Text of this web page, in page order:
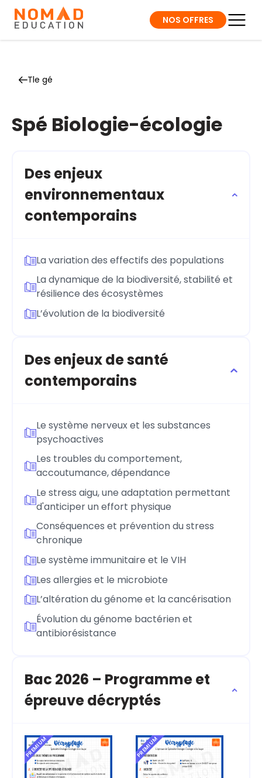
NOS OFFRES
Tle gé
Spé Biologie-écologie
Des enjeux
environnementaux
contemporains
La variation des effectifs des populations
La dynamique de la biodiversité, stabilité et
résilience des écosystèmes
L’évolution de la biodiversité
Des enjeux de santé
contemporains
Le système nerveux et les substances
psychoactives
Les troubles du comportement,
accoutumance, dépendance
Le stress aigu, une adaptation permettant
d'anticiper un effort physique
Conséquences et prévention du stress
chronique
Le système immunitaire et le VIH
Les allergies et le microbiote
L’altération du génome et la cancérisation
Évolution du génome bactérien et
antibiorésistance
Bac 2026 – Programme et
épreuve décryptés
PREMIUM PREMIUM